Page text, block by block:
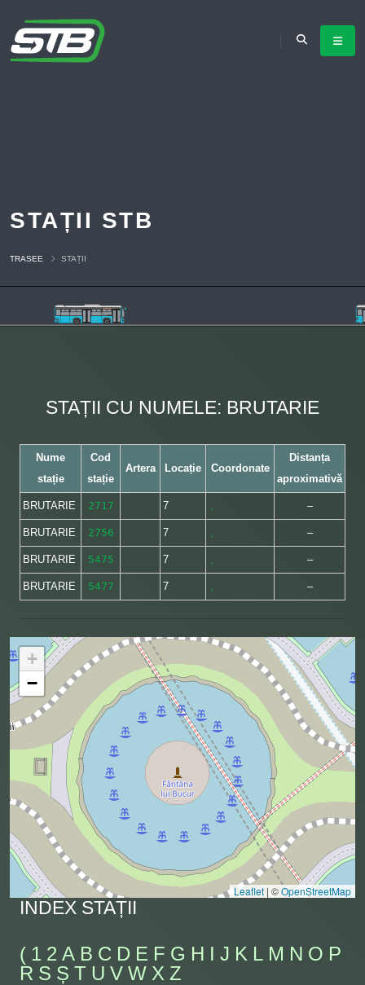
STAȚII STB
TRASEE STAȚII
STAȚII CU NUMELE: BRUTARIE
Nume
stație
Cod
stație
Artera Locație Coordonate
Distanța
aproximativă
BRUTARIE 2717 7 , –
BRUTARIE 2756 7 , –
BRUTARIE 5475 7 , –
BRUTARIE 5477 7 , –
+
−
Leaflet | ©OpenStreetMap
INDEX STAȚII
( 1 2 A B C D E F G H I J K L M N O P
R S Ș T U V W X Z